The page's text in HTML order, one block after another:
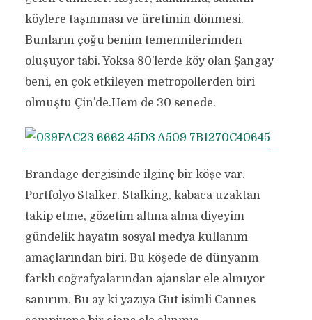
köylere taşınması ve üretimin dönmesi.
Bunların çoğu benim temennilerimden
oluşuyor tabi. Yoksa 80’lerde köy olan Şangay
beni, en çok etkileyen metropollerden biri
olmuştu Çin’de.Hem de 30 senede.
Brandage dergisinde ilginç bir köşe var.
Portfolyo Stalker. Stalking, kabaca uzaktan
takip etme, gözetim altına alma diyeyim
gündelik hayatın sosyal medya kullanım
amaçlarından biri. Bu köşede de dünyanın
farklı coğrafyalarından ajanslar ele alınıyor
sanırım. Bu ay ki yazıya Gut isimli Cannes